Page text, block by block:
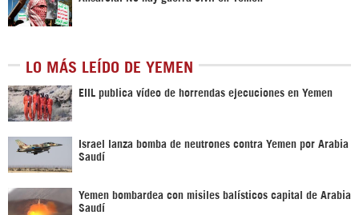
LO MÁS LEÍDO DE YEMEN
EIIL publica vídeo de horrendas ejecuciones en Yemen
Israel lanza bomba de neutrones contra Yemen por Arabia
Saudí
Yemen bombardea con misiles balísticos capital de Arabia
Saudí